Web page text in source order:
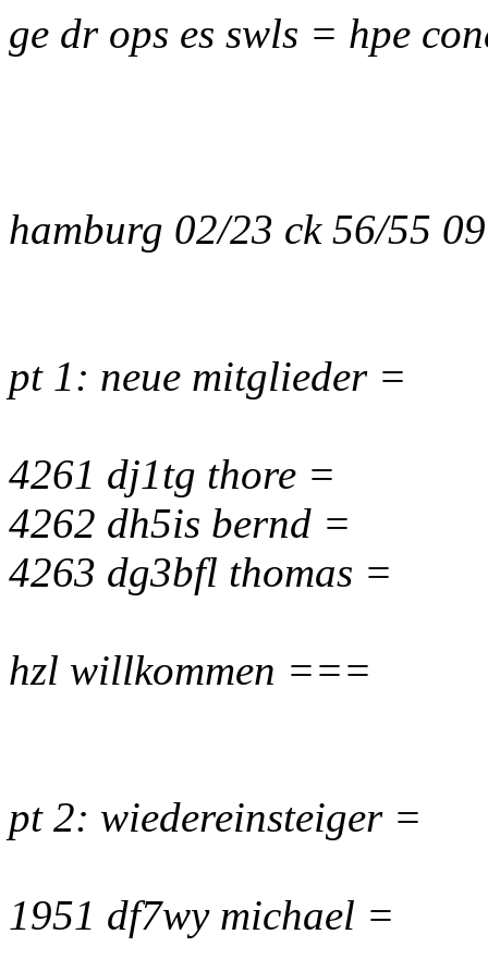
ge dr ops es swls = hpe
hamburg 02/23 ck 56/55
pt 1: neue mitglieder =
4261 dj1tg thore =
4262 dh5is bernd =
4263 dg3bfl thomas =
hzl willkommen ===
pt 2: wiedereinsteiger =
1951 df7wy michael =